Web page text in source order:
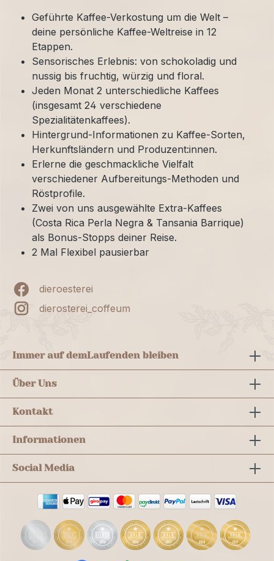
Geführte Kaffee-Verkostung um die Welt –
deine persönliche Kaffee-Weltreise in 12
Etappen.
Sensorisches Erlebnis: von schokoladig und
nussig bis fruchtig, würzig und floral.
Jeden Monat 2 unterschiedliche Kaffees
(insgesamt 24 verschiedene
Spezialitätenkaffees).
Hintergrund-Informationen zu Kaffee-Sorten,
Herkunftsländern und Produzent:innen.
Erlerne die geschmackliche Vielfalt
verschiedener Aufbereitungs-Methoden und
Röstprofile.
Zwei von uns ausgewählte Extra-Kaffees
(Costa Rica Perla Negra & Tansania Barrique)
als Bonus-Stopps deiner Reise.
2 Mal Flexibel pausierbar
dieroesterei
dierosterei_coffeum
Immer auf demLaufenden bleiben
Über Uns
Kontakt
Informationen
Social Media